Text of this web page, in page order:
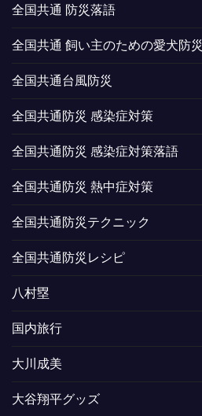
全国共通 防災落語
全国共通 飼い主のための愛犬防災
全国共通台風防災
全国共通防災 感染症対策
全国共通防災 感染症対策落語
全国共通防災 熱中症対策
全国共通防災テクニック
全国共通防災レシピ
八村塁
国内旅行
大川成美
大谷翔平グッズ